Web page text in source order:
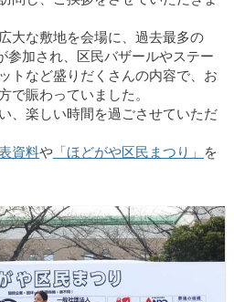
大な敷地を会場に、過去最多の
参加され、区民バザールやステー
トなど盛りだくさんの内容で、お
で賑わっていました。
、楽しい時間を過ごさせていただ
資料や 「ほどがや区民まつり」 を